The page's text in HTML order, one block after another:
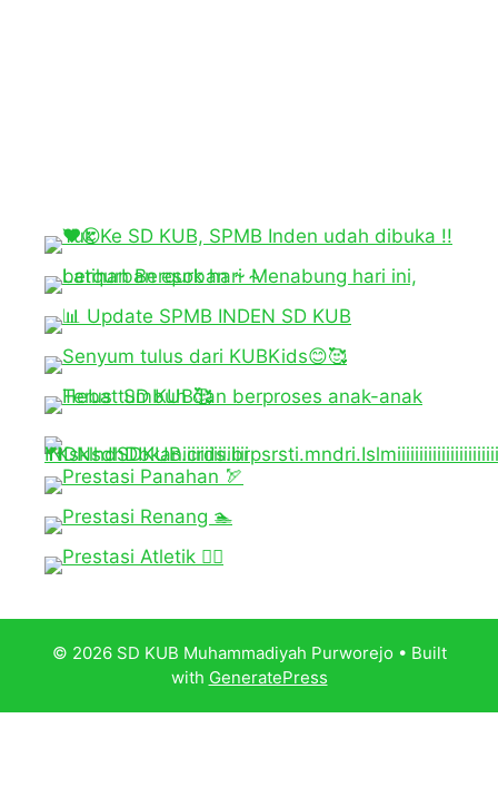
© 2026 SD KUB Muhammadiyah Purworejo • Built
with GeneratePress